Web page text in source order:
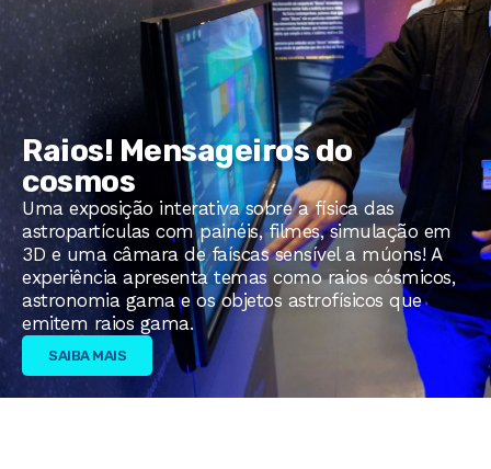
Raios! Mensageiros do
cosmos
Uma exposição interativa sobre a física das
astropartículas com painéis, filmes, simulação em
3D e uma câmara de faíscas sensível a múons! A
experiência apresenta temas como raios cósmicos,
astronomia gama e os objetos astrofísicos que
emitem raios gama.
SAIBA MAIS